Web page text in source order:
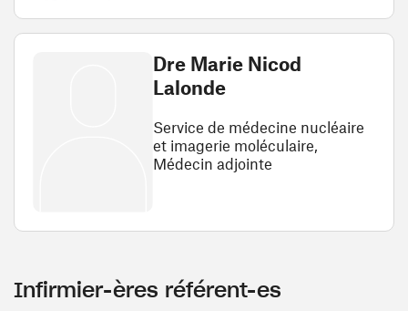
Dre Marie Nicod
Lalonde
Service de médecine nucléaire
et imagerie moléculaire,
Médecin adjointe
Infirmier-ères référent-es